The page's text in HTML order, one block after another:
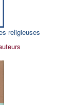
religieuses